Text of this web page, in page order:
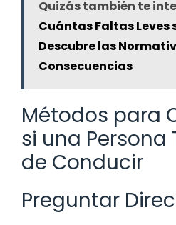
Quizás también te
Cuántas Faltas Leves
Descubre las
Consecuencias
Métodos para
si una Persona
de Conducir
Preguntar